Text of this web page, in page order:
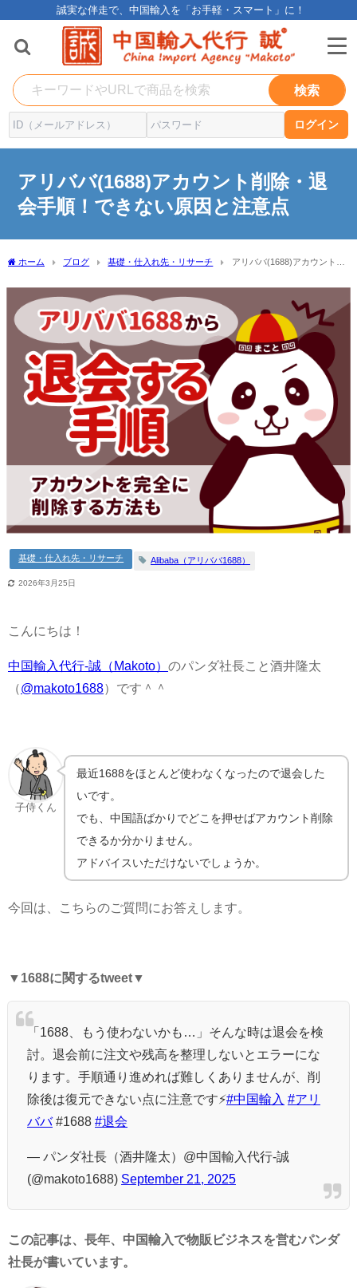
誠実な伴走で、中国輸入を「お手軽・スマート」に！
検索
ログイン
アリババ(1688)アカウント削除・退
会手順！できない原因と注意点
ホーム ブログ 基礎・仕入れ先・リサーチ
アリババ(1688)アカウント削
基礎・仕入れ先・リサーチ Alibaba（アリババ1688）
2026年3月25日
こんにちは！
中国輸入代行-誠（Makoto） のパンダ社長こと酒井隆太
（@makoto1688）です＾＾
子侍くん
最近1688をほとんど使わなくなったので退会した
いです。
でも、中国語ばかりでどこを押せばアカウント削除
できるか分かりません。
アドバイスいただけないでしょうか。
今回は、こちらのご質問にお答えします。
▼ 1688に関するtweet▼
「1688、もう使わないかも…」そんな時は退会を検
討。退会前に注文や残高を整理しないとエラーにな
ります。手順通り進めれば難しくありませんが、削
除後は復元できない点に注意です⚡️#中国輸入 #アリ
ババ#1688 #退会
— パンダ社長（酒井隆太）@中国輸入代行-誠
(@makoto1688) September 21, 2025
この記事は、長年、中国輸入で物販ビジネスを営むパンダ
社長が書いています。